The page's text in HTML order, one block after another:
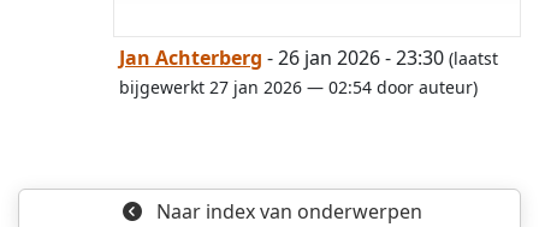
Jan Achterberg - 26 jan 2026 - 23:30 (laatst
bijgewerkt 27 jan 2026 — 02:54 door auteur)
Naar indexvan onderwerpen